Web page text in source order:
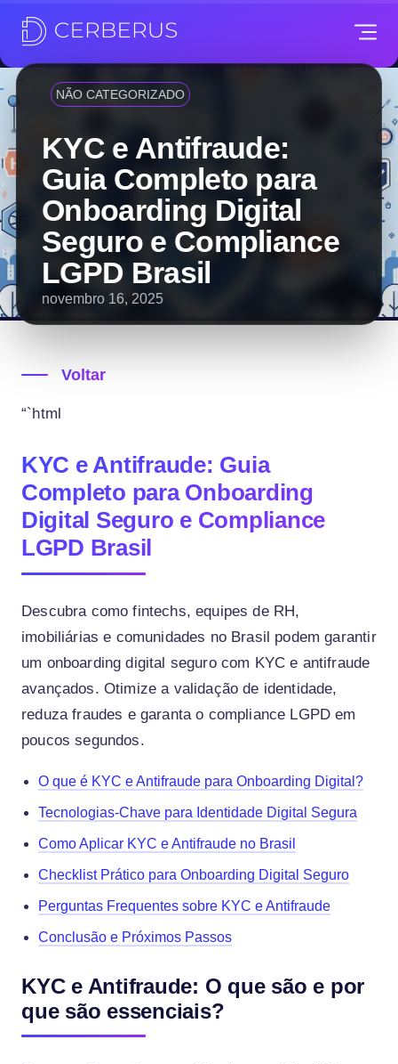
NÃO CATEGORIZADO
KYC e Antifraude:
Guia Completo para
Onboarding Digital
Seguro e Compliance
LGPD Brasil
novembro 16, 2025
Voltar
“`html
KYC e Antifraude: Guia
Completo para Onboarding
Digital Seguro e Compliance
LGPD Brasil
Descubra como fintechs, equipes de RH,
imobiliárias e comunidades no Brasil podem garantir
um onboarding digital seguro com KYC e antifraude
avançados. Otimize a validação de identidade,
reduza fraudes e garanta o compliance LGPD em
poucos segundos.
O que é KYC e Antifraude para Onboarding Digital?
Tecnologias-Chave para Identidade Digital Segura
Como Aplicar KYC e Antifraude no Brasil
Checklist Prático para Onboarding Digital Seguro
Perguntas Frequentes sobre KYC e Antifraude
Conclusão e Próximos Passos
KYC e Antifraude: O que são e por
que são essenciais?